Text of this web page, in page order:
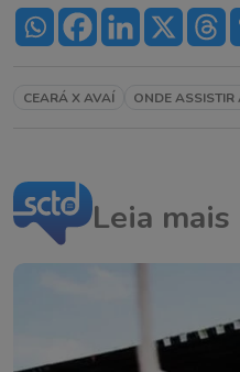
CEARÁ X AVAÍ ONDE ASSISTIR
Leia mais